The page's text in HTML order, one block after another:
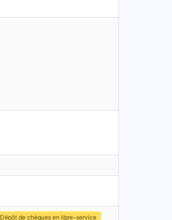
Dépôt de chèques en libre-service